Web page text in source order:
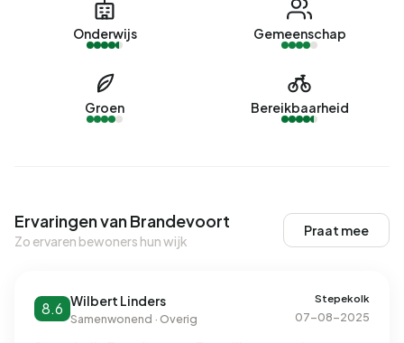
Onderwijs Gemeenschap
Groen Bereikbaarheid
Ervaringen van Brandevoort
Zo ervaren bewoners hun wijk
Praat mee
8.6 Wilbert Linders
Samenwonend · Overig
Stepekolk
07-08-2025